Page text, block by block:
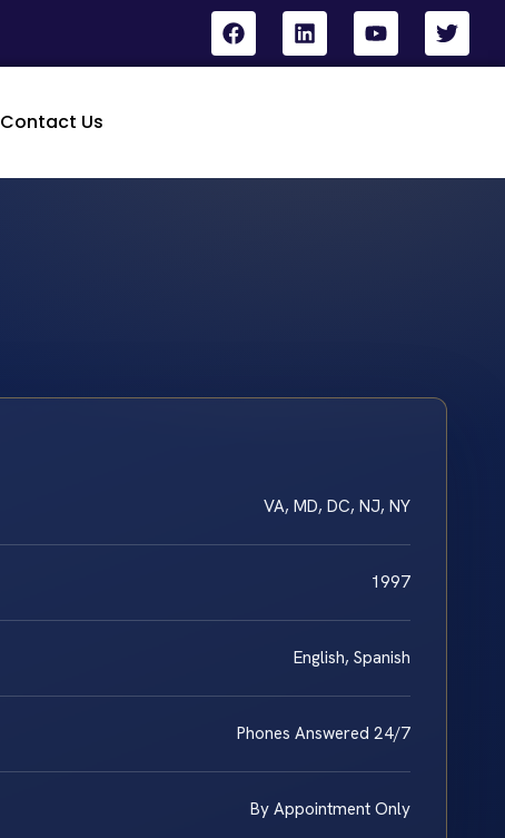
Contact Us
VA, MD, DC, NJ, NY
1997
English, Spanish
Phones Answered 24/7
By Appointment Only